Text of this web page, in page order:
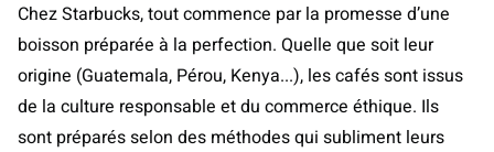
Chez Starbucks, tout commence par la promesse d’une
boisson préparée à la perfection. Quelle que soit leur
origine (Guatemala, Pérou, Kenya...), les cafés sont issus
de la culture responsable et du commerce éthique. Ils
sont préparés selon des méthodes qui subliment leurs